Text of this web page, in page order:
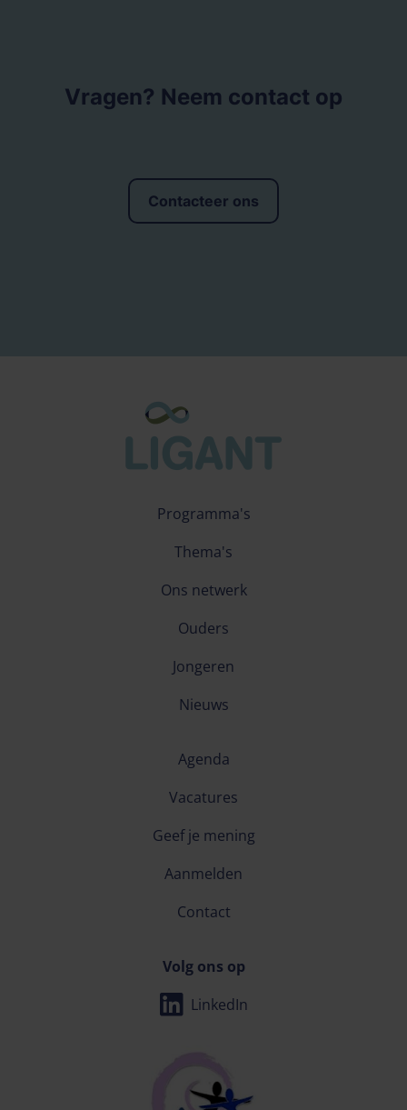
Vragen? Neem contact op
Contacteer ons
LinkedIn
Volg ons op
Agenda
Vacatures
Geef je mening
Aanmelden
Contact
Programma's
Thema's
Ons netwerk
Ouders
Jongeren
Nieuws